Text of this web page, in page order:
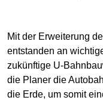
Mit der Erweiterung
entstanden an
zukünftige U-
die Planer die
die Erde, um somit